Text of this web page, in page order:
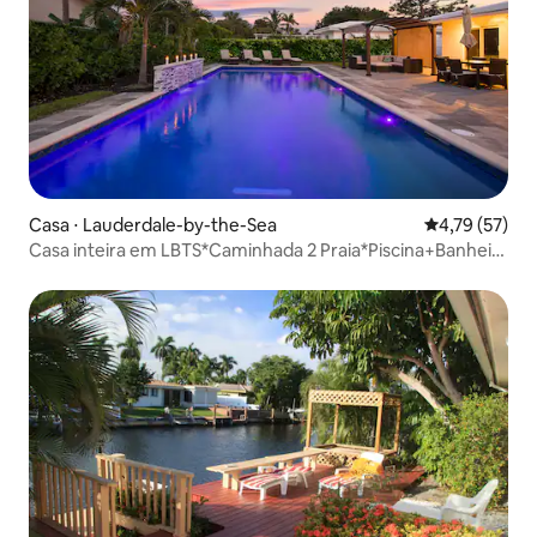
Casa ⋅ Lauderdale-by-the-Sea 4,79 de uma
4,79 (57)
Casa inteira em LBTS*Caminhada 2 Praia*Piscina+Banheira